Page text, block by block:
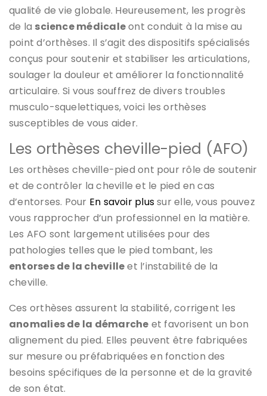
qualité de vie globale. Heureusement, les progrès
de la science médicaleont conduit à la mise au
point d’orthèses. Il s’agit des dispositifs spécialisés
conçus pour soutenir et stabiliser les articulations,
soulager la douleur et améliorer la fonctionnalité
articulaire. Si vous souffrez de divers troubles
musculo-squelettiques, voici les orthèses
susceptibles de vous aider.
Les orthèses cheville-pied (AFO)
Les orthèses cheville-pied ont pour rôle de soutenir
et de contrôler la cheville et le pied en cas
d’entorses. Pour En savoir plussur elle, vous pouvez
vous rapprocher d’un professionnel en la matière.
Les AFO sont largement utilisées pour des
pathologies telles que le pied tombant, les
entorses de la chevilleet l’instabilité de la
cheville.
Ces orthèses assurent la stabilité, corrigent les
anomalies de la démarche et favorisent un bon
alignement du pied. Elles peuvent être fabriquées
sur mesure ou préfabriquées en fonction des
besoins spécifiques de la personne et de la gravité
de son état.